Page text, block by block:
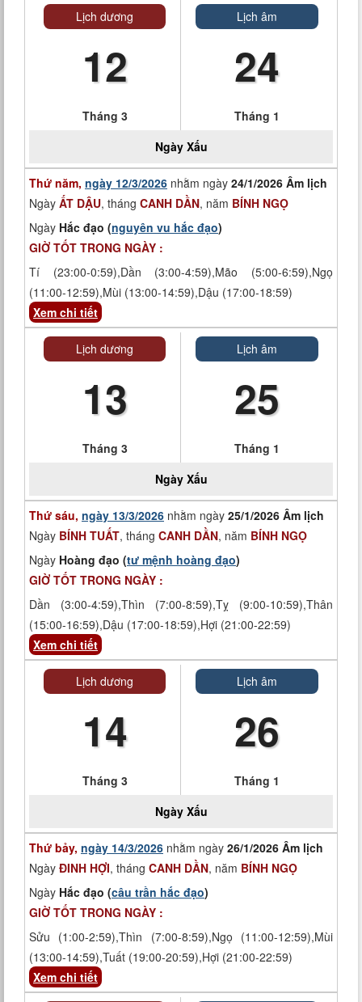
Lịch dương
12
Tháng 3
Lịch âm
24
Tháng 1
Ngày Xấu
Thứ năm, ngày 12/3/2026 nhằm ngày 24/1/2026 Âm lịch
Ngày ẤT DẬU, tháng CANH DẦN, năm BÍNH NGỌ
Ngày Hắc đạo (nguyên vu hắc đạo)
GIỜ TỐT TRONG NGÀY :
Tí (23:00-0:59),Dần (3:00-4:59),Mão (5:00-6:59),Ngọ
(11:00-12:59),Mùi (13:00-14:59),Dậu (17:00-18:59)
Xem chi tiết
Lịch dương
13
Tháng 3
Lịch âm
25
Tháng 1
Ngày Xấu
Thứ sáu, ngày 13/3/2026 nhằm ngày 25/1/2026 Âm lịch
Ngày BÍNH TUẤT, tháng CANH DẦN, năm BÍNH NGỌ
Ngày Hoàng đạo (tư mệnh hoàng đạo)
GIỜ TỐT TRONG NGÀY :
Dần (3:00-4:59),Thìn (7:00-8:59),Tỵ (9:00-10:59),Thân
(15:00-16:59),Dậu (17:00-18:59),Hợi (21:00-22:59)
Xem chi tiết
Lịch dương
14
Tháng 3
Lịch âm
26
Tháng 1
Ngày Xấu
Thứ bảy, ngày 14/3/2026 nhằm ngày 26/1/2026 Âm lịch
Ngày ĐINH HỢI, tháng CANH DẦN, năm BÍNH NGỌ
Ngày Hắc đạo (câu trần hắc đạo)
GIỜ TỐT TRONG NGÀY :
Sửu (1:00-2:59),Thìn (7:00-8:59),Ngọ (11:00-12:59),Mùi
(13:00-14:59),Tuất (19:00-20:59),Hợi (21:00-22:59)
Xem chi tiết